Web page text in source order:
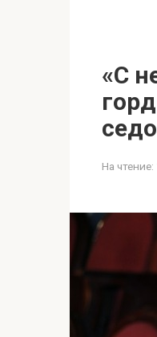
«С
На чтение: